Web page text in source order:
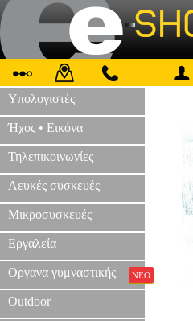
Υπολογιστές
Ήχος • Εικόνα
Τηλεπικοινωνίες
Λευκές συσκευές
Μικροσυσκευές
Εργαλεία
Οργανα γυμναστικής ΝΕΟ
Outdoor